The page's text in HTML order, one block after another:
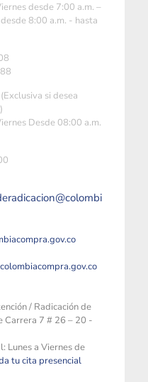
desde 7:00 a.m. –
8:00 a.m. - hasta
si desea
Desde 08:00 a.m.
/ Radicación de
Carrera 7 # 26 – 20 -
Lunes a Viernes de
tu cita presencial